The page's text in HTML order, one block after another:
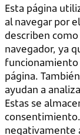
Esta página
al navegar por
describen
navegador, ya
funcionamiento
página.
ayudan a
Estas se
negativamente